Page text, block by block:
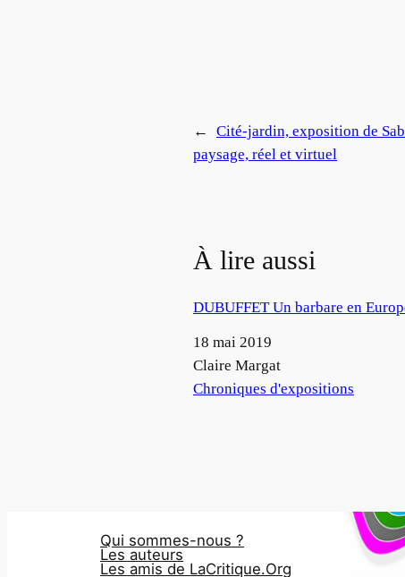
←
Cité-jardin, exposition de
paysage, réel et virtuel
À lire aussi
DUBUFFET Un barbare en
Date
18 mai 2019
Auteur
Claire Margat
Par rapport à
Chroniques d'expositions
Qui sommes-nous ?
Les auteurs
Les amis de LaCritique.Org